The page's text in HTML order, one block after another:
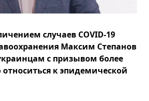
случаев COVID-19
Максим Степанов
с призывом более
относиться к эпидемической